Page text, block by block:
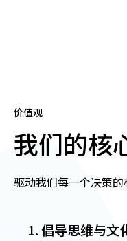
价值观
我们的核
驱动我们每一个决策的
倡导思维与文